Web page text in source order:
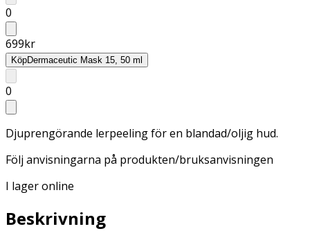
0
699kr
KöpDermaceutic Mask 15, 50 ml
0
Djuprengörande lerpeeling för en blandad/oljig hud.
Följ anvisningarna på produkten/bruksanvisningen
I lager online
Beskrivning